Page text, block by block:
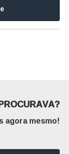
agora mesmo!